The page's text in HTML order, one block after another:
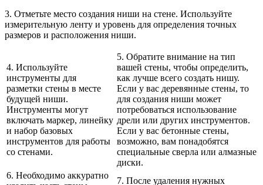
3. Отметьте место создания ниши на стене. Используйте
измерительную ленту и уровень для определения точных
размеров и расположения ниши.
4. Используйте
инструменты для
разметки стены в месте
будущей ниши.
Инструменты могут
включать маркер, линейку
и набор базовых
инструментов для работы
со стенами.
5. Обратите внимание на тип
вашей стены, чтобы определить,
как лучше всего создать нишу.
Если у вас деревянные стены, то
для создания ниши может
потребоваться использование
дрели или других инструментов.
Если у вас бетонные стены,
возможно, вам понадобятся
специальные сверла или алмазные
диски.
6. Необходимо аккуратно
7. После удаления нужных